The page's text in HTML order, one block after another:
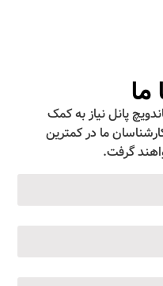
پانل نیاز به کمک
ما در کمترین
گرفت.